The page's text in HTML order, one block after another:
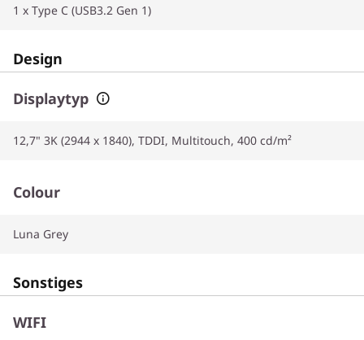
1 x Type C (USB3.2 Gen 1)
Design
Displaytyp
12,7" 3K (2944 x 1840), TDDI, Multitouch, 400 cd/m²
Colour
Luna Grey
Sonstiges
WIFI